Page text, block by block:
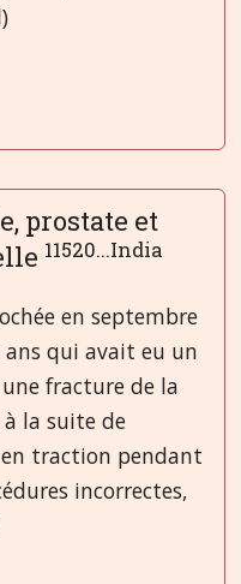
prostate et
11520...India
en septembre
qui avait eu un
fracture de la
la suite de
traction pendant
incorrectes,